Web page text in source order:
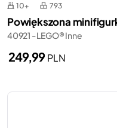
10+ 793
Powiększona
40921 - LEGO® Inne
249,99PLN